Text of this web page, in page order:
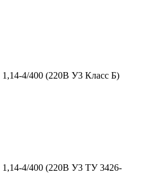
4/400 (220В У3 Класс Б)
4/400 (220В У3 ТУ 3426-